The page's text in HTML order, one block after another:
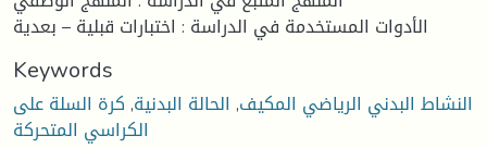
الأدوات المستخدمة في الدراسة : اختبارات قبلية – بعدية
Keywords
النشاط البدني الرياضي المكيف, الحالة البدنية,كرة السلة على
الكراسي المتحركة